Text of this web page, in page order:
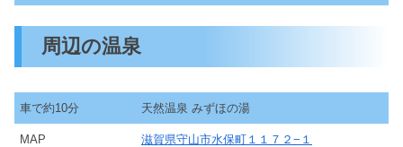
周辺の温泉
車で約10分 天然温泉 みずほの湯
MAP 滋賀県守山市水保町１１７２−１